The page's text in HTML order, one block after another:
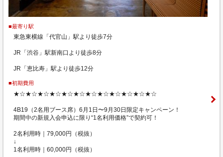
■最寄り駅
東急東横線「代官山」駅より徒歩7分
JR「渋谷」駅新南口より徒歩8分
JR「恵比寿」駅より徒歩12分
■初期費用
★☆★☆★☆★☆★☆★☆★☆★☆★☆★☆★☆★☆
4B19（2名用ブース席）6月1日〜9月30日限定キャンペーン！
期間中の新規入会申込に限り“1名利用価格”で契約可！
2名利用時｜79,000円（税抜）
↓
1名利用時｜60,000円（税抜）